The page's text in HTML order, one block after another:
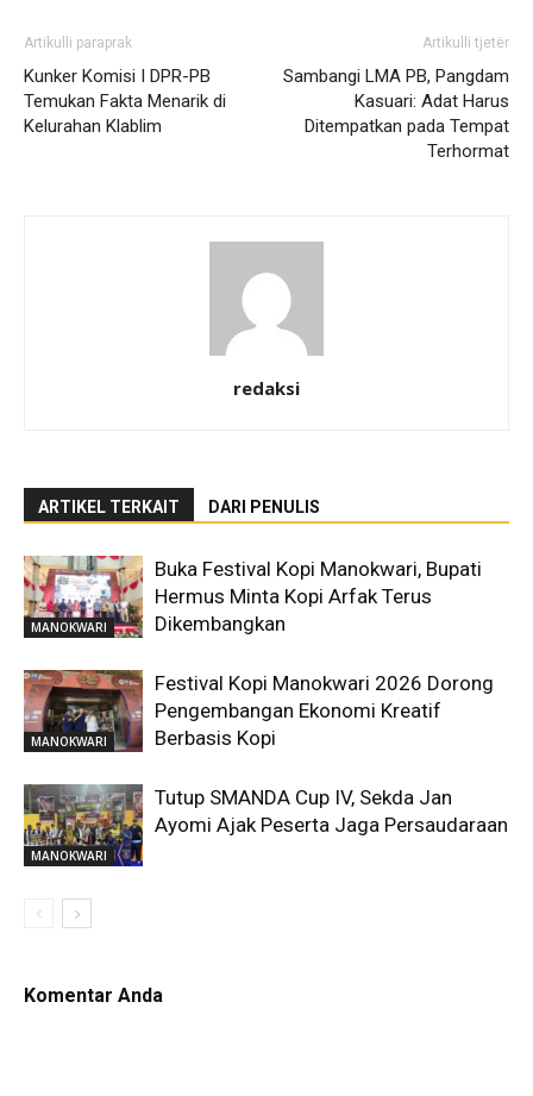
Artikulli paraprak
Kunker Komisi I DPR-PB
Temukan Fakta Menarik di
Kelurahan Klablim
Artikulli tjetër
Sambangi LMA PB, Pangdam
Kasuari: Adat Harus
Ditempatkan pada Tempat
Terhormat
redaksi
ARTIKEL TERKAIT DARI PENULIS
MANOKWARI
Buka Festival Kopi Manokwari, Bupati
Hermus Minta Kopi Arfak Terus
Dikembangkan
MANOKWARI
Festival Kopi Manokwari 2026 Dorong
Pengembangan Ekonomi Kreatif
Berbasis Kopi
MANOKWARI
Tutup SMANDA Cup IV, Sekda Jan
Ayomi Ajak Peserta Jaga Persaudaraan
Komentar Anda